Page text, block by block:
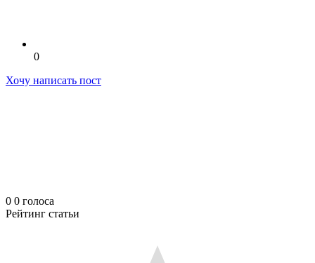
0
Хочу написать пост
0 0 голоса
Рейтинг статьи